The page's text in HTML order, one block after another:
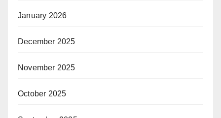
January 2026
December 2025
November 2025
October 2025